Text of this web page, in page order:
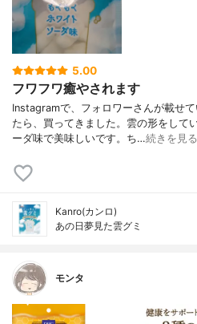
5.00
フワフワ癒やされます
Instagramで、フォロワーさんが載せ
たら、買ってきました。雲の形をして
ーダ味で美味しいです。ち…続きを見る
Kanro(カンロ)
あの日夢見た雲グミ
モンタ